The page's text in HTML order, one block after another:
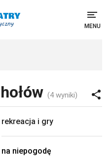
MENU
(4 wyniki)
rekreacja i gry
na niepogodę